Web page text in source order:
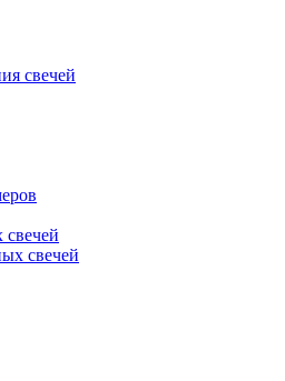
свечей
свечей
свечей